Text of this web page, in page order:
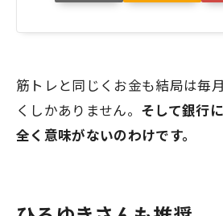
筋トレと同じくお金も結局は毎
くしかありません。 そして銀行
全く意味がないのわけです。